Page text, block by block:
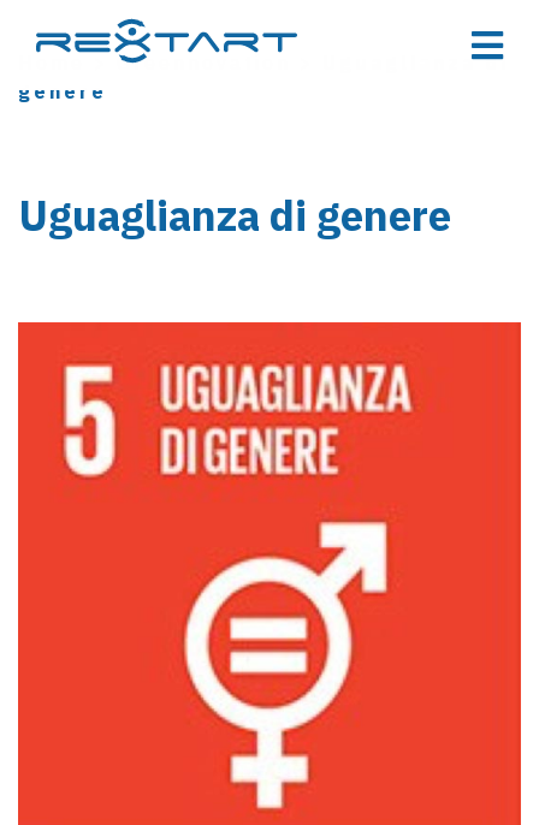
Greennovation
Uguaglianza di
genere
Uguaglianza di genere